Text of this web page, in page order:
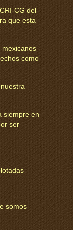
CG del
que esta
mexicanos
como
siempre en
ser
somos